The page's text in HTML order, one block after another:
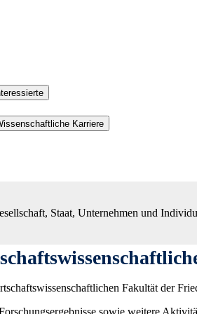
Karriere
Staat, Unternehmen und
Fakultät der
sowie weitere